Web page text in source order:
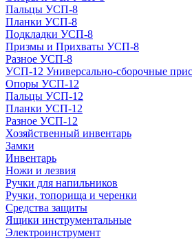
Пальцы УСП-8
Планки УСП-8
Подкладки УСП-8
Призмы и Прихваты УСП-8
Разное УСП-8
УСП-12 Универсально-сборочные
Опоры УСП-12
Пальцы УСП-12
Планки УСП-12
Разное УСП-12
Хозяйственный инвентарь
Замки
Инвентарь
Ножи и лезвия
Ручки для напильников
Ручки, топорища и черенки
Средства защиты
Ящики инструментальные
Электроинструмент